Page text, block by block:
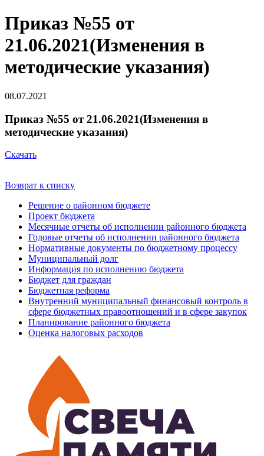
Приказ №55 от
21.06.2021(Изменения в
методические указания)
08.07.2021
Приказ №55 от 21.06.2021(Изменения в
методические указания)
Скачать
Возврат к списку
Решение о районном бюджете
Проект бюджета
Месячные отчеты об исполнении районного бюджета
Годовые отчеты об исполнении районного бюджета
Нормативные документы по бюджетному процессу
Муниципальный долг
Информация по исполнению бюджета
Бюджет для граждан
Бюджетная реформа
Внутренний муниципальный финансовый контроль в
сфере бюджетных правоотношений и в сфере закупок
Планирование районного бюджета
Оценка налоговых расходов